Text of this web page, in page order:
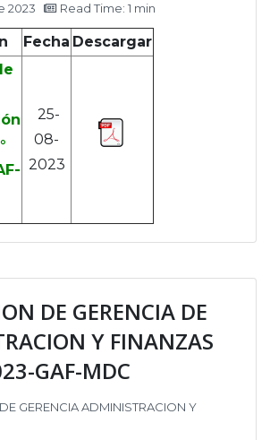
2023 Read Time: 1 min
Fecha Descargar
25-
08-
2023
DE GERENCIA DE
Y FINANZAS
GAF-MDC
GERENCIA ADMINISTRACION Y